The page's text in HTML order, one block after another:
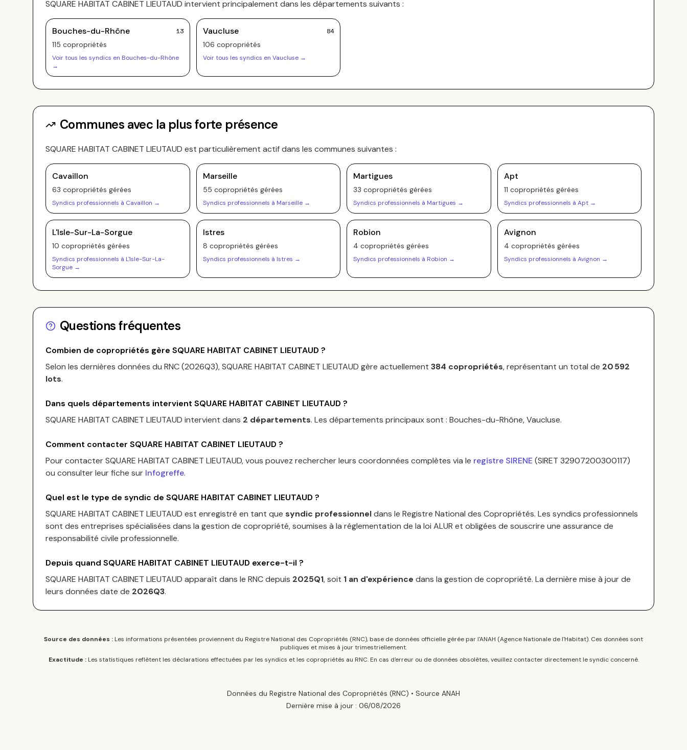
SQUARE HABITAT CABINET LIEUTAUD intervient principalement dans les départements suivants :
Bouches-du-Rhône 13
115 copropriétés
Voir tous les syndics en Bouches-du-Rhône
→
Vaucluse 84
106 copropriétés
Voir tous les syndics en Vaucluse→
Communes avec la plus forte présence
SQUARE HABITAT CABINET LIEUTAUD est particulièrement actif dans les communes suivantes :
Cavaillon
63 copropriétés gérées
Syndics professionnels à Cavaillon →
Marseille
55 copropriétés gérées
Syndics professionnels à Marseille→
Martigues
33 copropriétés gérées
Syndics professionnels à Martigues →
Apt
11 copropriétés gérées
Syndics professionnels à Apt→
L'Isle-Sur-La-Sorgue
10 copropriétés gérées
Syndics professionnels à L'Isle-Sur-La-
Sorgue →
Istres
8 copropriétés gérées
Syndics professionnels à Istres →
Robion
4 copropriétés gérées
Syndics professionnels à Robion →
Avignon
4 copropriétés gérées
Syndics professionnels à Avignon →
Questions fréquentes
Combien de copropriétés gère SQUARE HABITAT CABINET LIEUTAUD ?
Selon les dernières données du RNC (2026Q3),SQUARE HABITAT CABINET LIEUTAUD gère actuellement 384 copropriétés, représentant un total de 20 592
lots.
Dans quels départements intervient SQUARE HABITAT CABINET LIEUTAUD ?
SQUARE HABITAT CABINET LIEUTAUD intervient dans 2 départements. Les départements principaux sont : Bouches-du-Rhône, Vaucluse.
Comment contacter SQUARE HABITAT CABINET LIEUTAUD ?
Pour contacterSQUARE HABITAT CABINET LIEUTAUD, vous pouvez rechercher leurs coordonnées complètes via le registre SIRENE (SIRET 32907200300117)
ou consulter leur fiche sur Infogreffe.
Quel est le type de syndic de SQUARE HABITAT CABINET LIEUTAUD ?
SQUARE HABITAT CABINET LIEUTAUD est enregistré en tant que syndic professionneldans le Registre National des Copropriétés. Les syndics professionnels
sont des entreprises spécialisées dans la gestion de copropriété, soumises à la réglementation de la loi ALUR et obligées de souscrire une assurance de
responsabilité civile professionnelle.
Depuis quand SQUARE HABITAT CABINET LIEUTAUD exerce-t-il ?
SQUARE HABITAT CABINET LIEUTAUD apparaît dans le RNC depuis 2025Q1, soit 1 an d'expérience dans la gestion de copropriété. La dernière mise à jour de
leurs données date de 2026Q3.
Source des données : Les informations présentées proviennent du Registre National des Copropriétés (RNC), base de données officielle gérée par l'ANAH (Agence Nationale de l'Habitat). Ces données sont
publiques et mises à jour trimestriellement.
Exactitude :Les statistiques reflètent les déclarations effectuées par les syndics et les copropriétés au RNC. En cas d'erreur ou de données obsolètes, veuillez contacter directement le syndic concerné.
Données du Registre National des Copropriétés (RNC) • Source ANAH
Dernière mise à jour : 06/08/2026